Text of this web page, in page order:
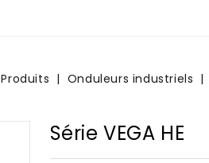
Produits Onduleurs industriels
Série VEGA HE